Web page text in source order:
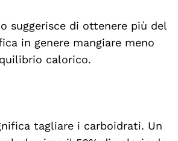
suggerisce di ottenere più del
in genere mangiare meno
calorico.
tagliare i carboidrati. Un